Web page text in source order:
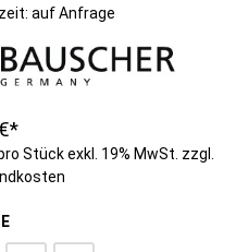
auf Anfrage
Stück exkl. 19% MwSt. zzgl.